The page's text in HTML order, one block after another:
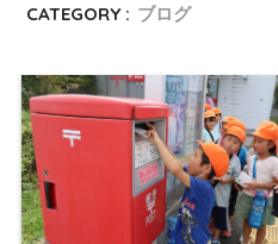
CATEGORY : ブログ